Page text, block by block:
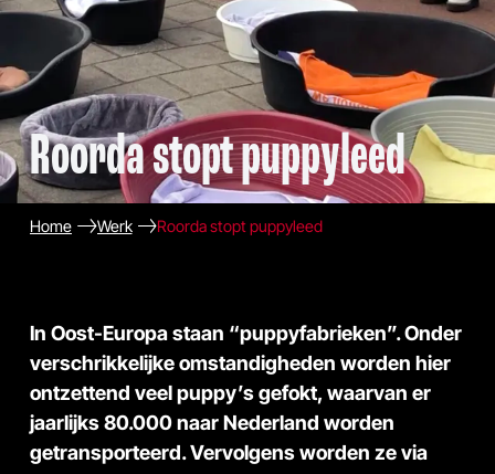
Roorda stopt puppyleed
Home Werk Roorda stopt puppyleed
In Oost-Europa staan “puppyfabrieken”. Onder
verschrikkelijke omstandigheden worden hier
ontzettend veel puppy’s gefokt, waarvan er
jaarlijks 80.000 naar Nederland worden
getransporteerd. Vervolgens worden ze via